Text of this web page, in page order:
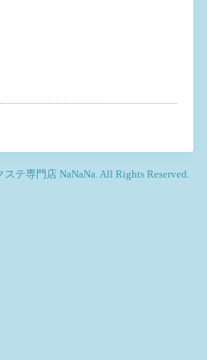
ステ専門店 NaNaNa. All Rights Reserved.